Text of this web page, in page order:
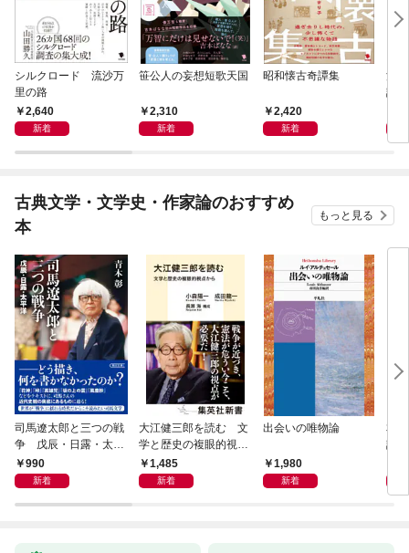
シルクロード 流沙万
里の路
2,640
新着
笹公人の妄想短歌天国
2,310
新着
昭和懐古奇譚集
2,420
新着
流
語
古典文学・文学史・作家論のおすすめ
本
もっと見る
司馬遼太郎と三つの戦
争 戊辰・日露・太平
洋990
新着
大江健三郎を読む 文
学と歴史の複眼的視点
から1,485
新着
出会いの唯物論
1,980
新着
本
話）